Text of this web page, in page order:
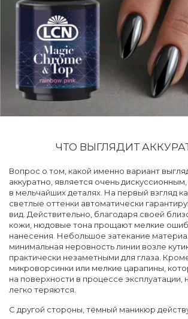
ЧТО ВЫГЛЯДИТ
Вопрос о том, какой именно вариант
аккуратно, является очень
в мельчайших деталях. На первый взгляд
светлые оттенки автоматически
вид. Действительно, благодаря своей
кожи, нюдовые тона прощают мелкие
нанесения. Небольшое затекание
минимальная неровность линии возле
практически незаметными для глаза.
микроворсинки или мелкие царапины,
на поверхности в процессе эксплуатации,
легко теряются.
С другой стороны, тёмный маникюр